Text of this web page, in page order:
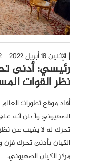
الإثنين 18 أبريل 2022 - 23:22
رئيسي: أدنى
نظر القوات
أفاد موقع تطورات
الصهيوني وأعلن أنه
تحرك له لا يغيب عن نظر
الكيان بأدنى تحرك فإن
مركز الكيان الصهيوني.